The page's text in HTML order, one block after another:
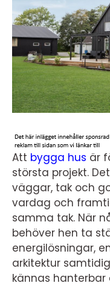
Att bygga hus är
största projekt.
väggar, tak och
vardag och
samma tak. När
behöver hen ta
energilösningar,
arkitektur
kännas hanterbar